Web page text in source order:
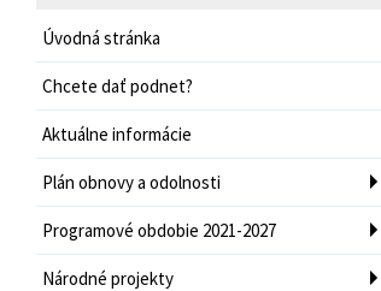
Úvodná stránka
Chcete dať podnet?
Aktuálne informácie
Plán obnovy a odolnosti
Programové obdobie 2021-2027
Národné projekty